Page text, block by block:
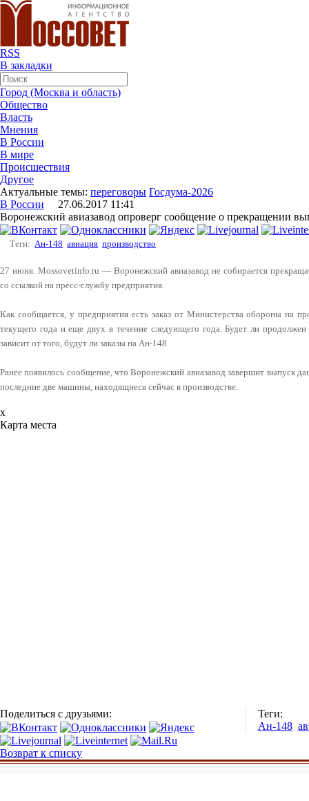
RSS
В закладки
Город (Москва и область)
Общество
Власть
Мнения
В России
В мире
Происшествия
Другое
Актуальные темы: переговоры Госдума-2026
В России 27.06.2017 11:41
Воронежский авиазавод опроверг сообщение о прекращении
Теги: Ан-148 авиация производство
27 июня. Mossovetinfo.ru — Воронежский авиазавод не собирается
со ссылкой на пресс-службу предприятия.
Как сообщается, у предприятия есть заказ от Министерства обороны на
текущего года и еще двух в течение следующего года. Будет ли
зависит от того, будут ли заказы на Ан-148.
Ранее появилось сообщение, что Воронежский авиазавод завершит выпуск
последние две машины, находящиеся сейчас в производстве.
x
Карта места
Поделиться с друзьями:
Теги:
Ан-148
Возврат к списку